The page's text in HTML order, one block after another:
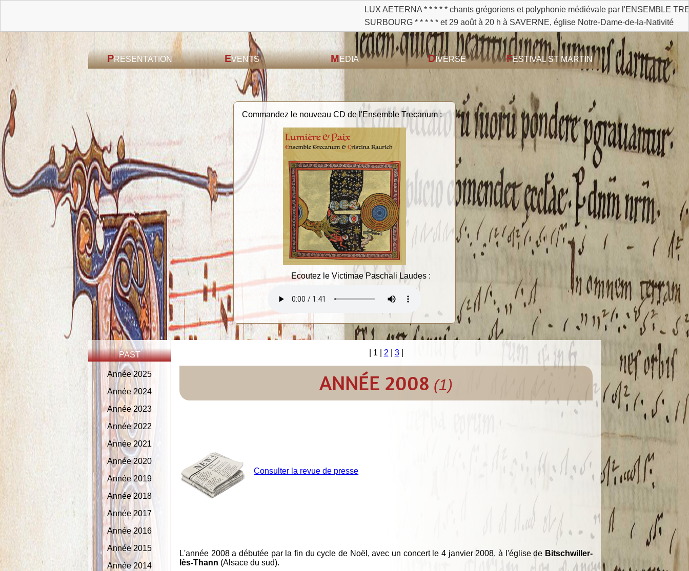
LUX AETERNA * * * * * chants grégoriens et polyphonie médiévale par l'ENSEMBLE TRECANUM * * * *
SURBOURG * * * * * et 29 août à 20 h à SAVERNE, église Notre-Dame-de-la-Nativité
PRESENTATION EVENTS MEDIA DIVERSE FESTIVAL ST MARTIN
Commandez le nouveau CD de l'Ensemble Trecanum :
Ecoutez le Victimae Paschali Laudes :
PAST
Année 2025
Année 2024
Année 2023
Année 2022
Année 2021
Année 2020
Année 2019
Année 2018
Année 2017
Année 2016
Année 2015
Année 2014
| 1 | 2 3|
ANNÉE 2008 (1)
Consulter la revue de presse
L'année 2008 a débutée par la fin du cycle de Noël, avec un concert le 4 janvier 2008, à l'église de Bitschwiller-
lès-Thann (Alsace du sud).